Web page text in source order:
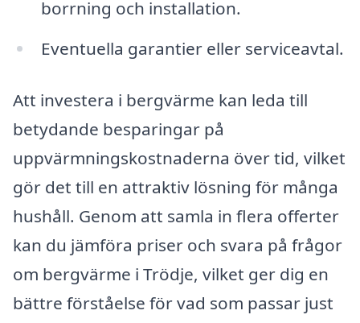
borrning och installation.
Eventuella garantier eller serviceavtal.
Att investera i bergvärme kan leda till
betydande besparingar på
uppvärmningskostnaderna över tid, vilket
gör det till en attraktiv lösning för många
hushåll. Genom att samla in flera offerter
kan du jämföra priser och svara på frågor
om bergvärme i Trödje, vilket ger dig en
bättre förståelse för vad som passar just